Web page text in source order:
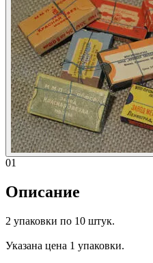
01
Описание
2 упаковки по 10 штук.
Указана цена 1 упаковки.